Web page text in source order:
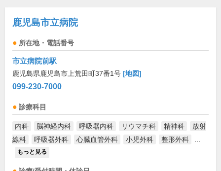
鹿児島市立病院
所在地・電話番号
市立病院前駅
鹿児島県鹿児島市上荒田町37番1号 [地図]
099-230-7000
診療科目
内科 脳神経内科 呼吸器内科 リウマチ科 精神科
放射
線科
呼吸器外科 心臓血管外科 小児外科 整形外科
もっと見る